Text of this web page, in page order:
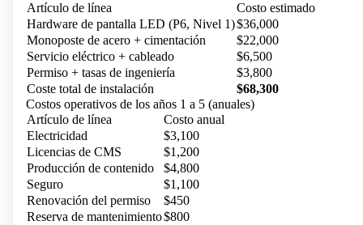
Artículo de línea
Costo estimado
Hardware de pantalla LED (P6, Nivel 1)$36,000
Monoposte de acero + cimentación
$22,000
Servicio eléctrico + cableado
$6,500
Permiso + tasas de ingeniería
$3,800
Coste total de instalación
$68,300
Costos operativos de los años 1 a 5 (anuales)
Artículo de línea
Costo anual
Electricidad
$3,100
Licencias de CMS
$1,200
Producción de contenido
$4,800
Seguro
$1,100
Renovación del permiso
$450
Reserva de mantenimiento$800